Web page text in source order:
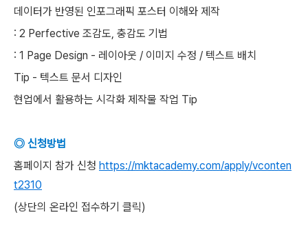
데이터가 반영된 인포그래픽 포스터 이해와 제작
: 2 Perfective 조감도, 충감도 기법
: 1 Page Design - 레이아웃 / 이미지 수정 / 텍스트 배치
Tip - 텍스트 문서 디자인
현업에서 활용하는 시각화 제작물 작업 Tip
◎ 신청방법
홈페이지 참가 신청 https://mktacademy.com/apply/vconten
t2310
(상단의 온라인 접수하기 클릭)